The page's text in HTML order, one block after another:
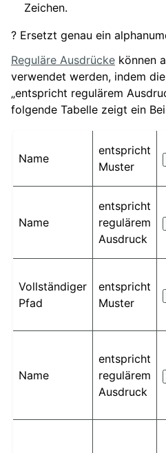
Zeichen.
? Ersetzt genau ein
Reguläre Ausdrücke können
verwendet werden, indem
„entspricht regulärem
folgende Tabelle zeigt ein
Name
entspricht
Muster
Name
entspricht
regulärem
Ausdruck
Vollständiger
Pfad
entspricht
Muster
Name
entspricht
regulärem
Ausdruck